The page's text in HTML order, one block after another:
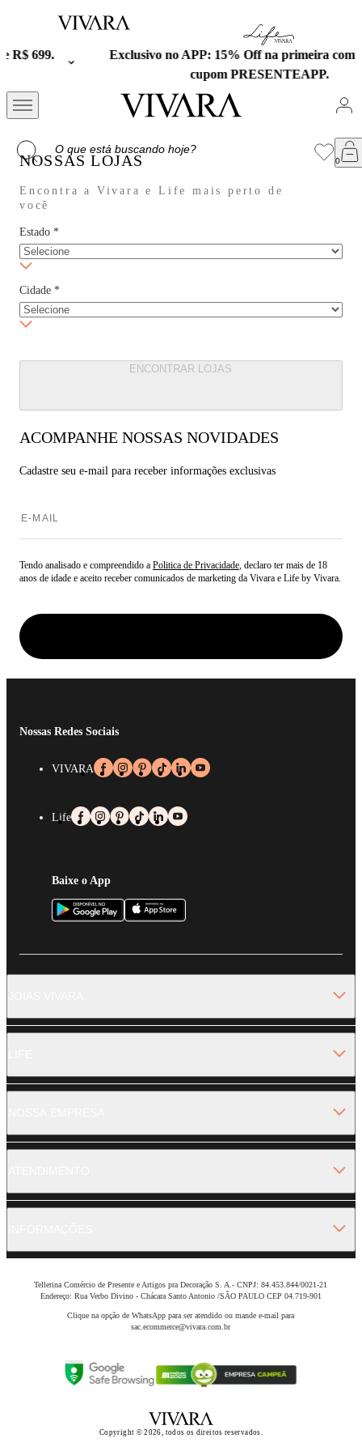
Exclusivo no APP: 15% Off na primeira compra com o
cupom PRESENTEAPP.
NOSSAS LOJAS
Encontra a Vivara e Life mais perto de
você
Estado *
Cidade *
ENCONTRAR LOJAS
ACOMPANHE NOSSAS NOVIDADES
Cadastre seu e-mail para receber informações exclusivas
Tendo analisado e compreendido a Politica de Privacidade, declaro ter mais de 18
anos de idade e aceito receber comunicados de marketing da Vivara e Life by Vivara.
Nossas Redes Sociais
VIVARA
Life
Baixe o App
Tellerina Comércio de Presente e Artigos pra Decoração S. A.- CNPJ: 84.453.844/0021-21
Endereço: Rua Verbo Divino - Chácara Santo Antonio /SÃO PAULO CEP 04.719-901
Clique na opção de WhatsApp para ser atendido ou mande e-mail para
sac.ecommerce@vivara.com.br
Copyright © 2026, todos os direitos reservados.